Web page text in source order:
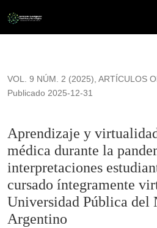
VOL. 9 NÚM. 2 (2025), ARTÍCULOS
Aprendizaje y
médica durante la
interpretaciones
cursado íntegramente
Universidad Pública del
Argentino
Publicado 2025-12-31